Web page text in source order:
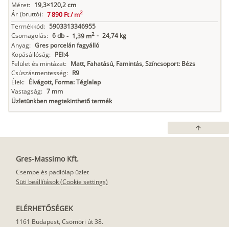
Méret: 19,3×120,2 cm
Ár (bruttó): 7 890 Ft /m2
Termékkód: 5903313346955
Csomagolás: 6 db - 1,39 m2 - 24,74 kg
Anyag: Gres porcelán fagyálló
Kopásállóság: PEI:4
Felület és mintázat: Matt, Fahatású, Famintás, Színcsoport: Bézs
Csúszásmentesség: R9
Élek: Élvágott, Forma: Téglalap
Vastagság: 7 mm
Üzletünkben megtekinthető termék
arrow_upward
Gres-Massimo Kft.
Csempe és padlólap üzlet
Süti beállítások (Cookie settings)
ELÉRHETŐSÉGEK
1161 Budapest, Csömöri út 38.